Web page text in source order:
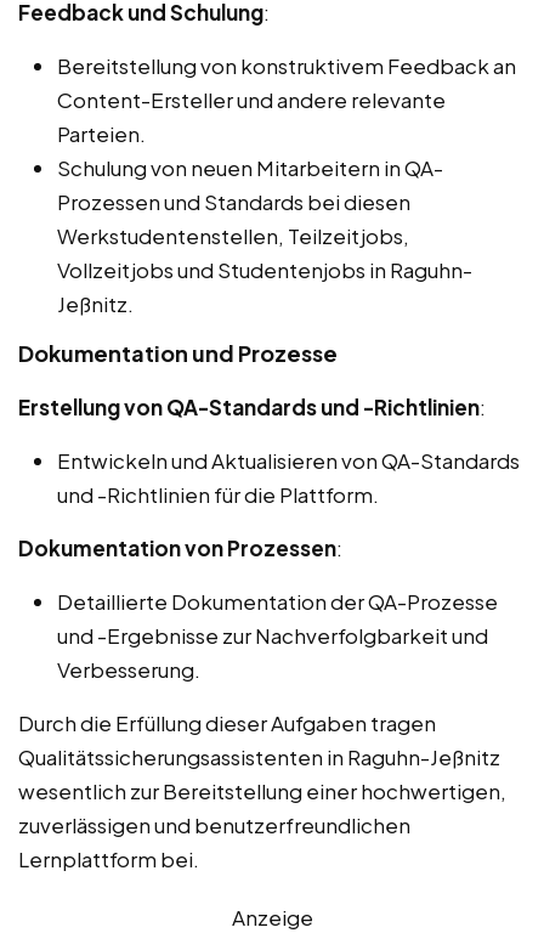
Feedback und Schulung:
Bereitstellung von konstruktivem Feedback an
Content-Ersteller und andere relevante
Parteien.
Schulung von neuen Mitarbeitern in QA-
Prozessen und Standards bei diesen
Werkstudentenstellen, Teilzeitjobs,
Vollzeitjobs und Studentenjobs in Raguhn-
Jeßnitz.
Dokumentation und Prozesse
Erstellung von QA-Standards und -Richtlinien:
Entwickeln und Aktualisieren von QA-Standards
und -Richtlinien für die Plattform.
Dokumentation von Prozessen:
Detaillierte Dokumentation der QA-Prozesse
und -Ergebnisse zur Nachverfolgbarkeit und
Verbesserung.
Durch die Erfüllung dieser Aufgaben tragen
Qualitätssicherungsassistenten in Raguhn-Jeßnitz
wesentlich zur Bereitstellung einer hochwertigen,
zuverlässigen und benutzerfreundlichen
Lernplattform bei.
Anzeige